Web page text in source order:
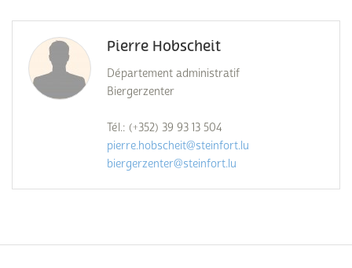
Pierre Hobscheit
Département administratif
Biergerzenter
Tél.: (+352) 39 93 13 504
pierre.hobscheit@steinfort.lu
biergerzenter@steinfort.lu